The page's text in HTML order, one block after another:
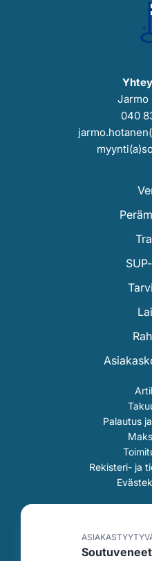
Jarmo
040
Palautus
Rekisteri- ja